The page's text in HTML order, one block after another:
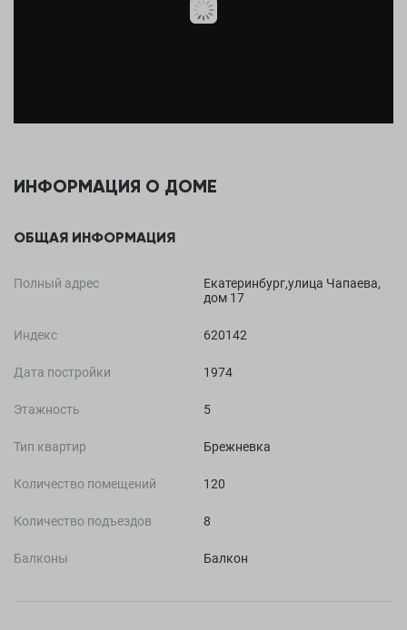
ИНФОРМАЦИЯ О ДОМЕ
ОБЩАЯ ИНФОРМАЦИЯ
Полный адрес
Екатеринбург,улица Чапаева,
дом 17
Индекс 620142
Дата постройки 1974
Этажность 5
Тип квартир Брежневка
Количество помещений 120
Количество подъездов 8
Балконы Балкон